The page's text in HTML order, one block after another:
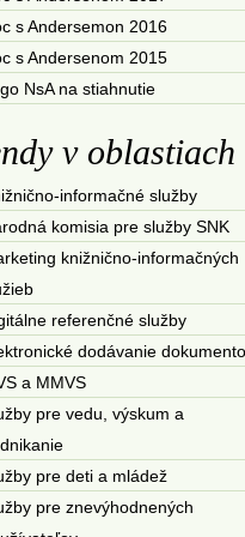
s Andersemon 2016
s Andersenom 2015
NsA na stiahnutie
v oblastiach
informačné služby
komisia pre služby SNK
knižnično-informačných
referenčné služby
dodávanie
a MMVS
pre vedu, výskum a
pre deti a mládež
pre znevýhodnených